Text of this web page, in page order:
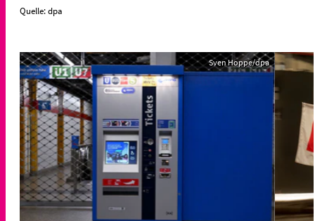
Quelle: dpa
Sven Hoppe/dpa